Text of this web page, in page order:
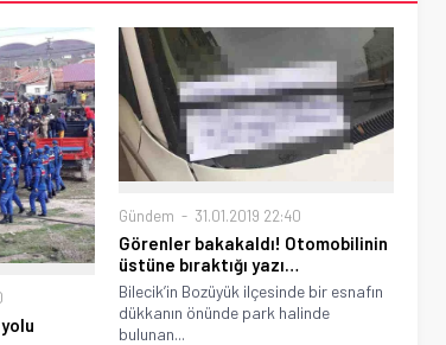
Gündem 31.01.2019 22:40
Görenler bakakaldı! Otomobilinin
üstüne bıraktığı yazı…
Bilecik’in Bozüyük ilçesinde bir esnafın
dükkanın önünde park halinde
bulunan...